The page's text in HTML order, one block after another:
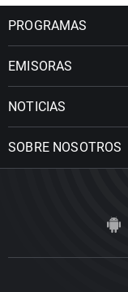
PROGRAMAS
EMISORAS
NOTICIAS
SOBRE NOSOTROS